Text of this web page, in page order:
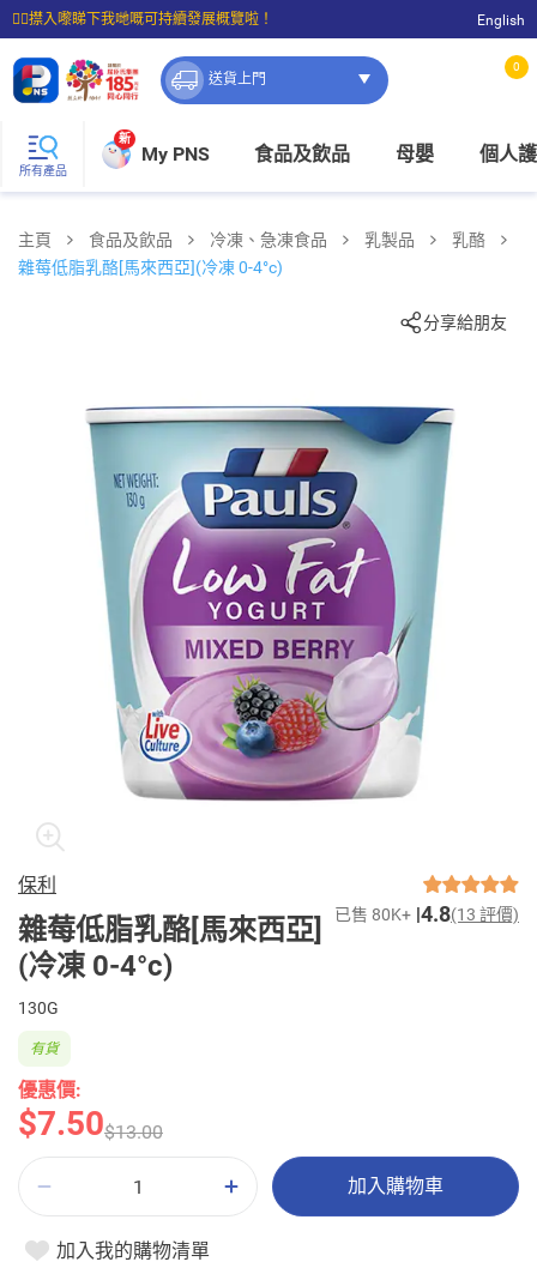
☝🏼㩒入嚟睇下我哋嘅可持續發展概覽啦！
⭐購物滿$399即享免費送貨；滿$100即可免費店取。
English
送貨上門
0
所有產品
新
My PNS 食品及飲品 母嬰 個人
主頁 食品及飲品 冷凍、急凍食品 乳製品
乳酪
雜莓低脂乳酪[馬來西亞](冷凍 0-4°c)
分享給朋友
保利
雜莓低脂乳酪[馬來西亞]
(冷凍 0-4°c)
已售 80K+ 4.8(13 評價)
130G
優惠價:
$7.50$13.00
有貨
加入購物車
加入我的購物清單